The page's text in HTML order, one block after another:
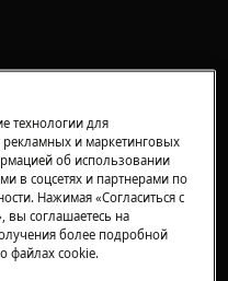
машина
программы
результатам
технологии для
рекламных и маркетинговых
об использовании
в соцсетях и партнерами по
Нажимая «Согласиться с
вы соглашаетесь на
более подробной
файлах cookie.